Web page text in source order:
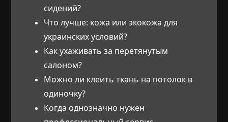
сидений?
Что лучше: кожа или экокожа для
украинских условий?
Как ухаживать за перетянутым
салоном?
Можно ли клеить ткань на потолок в
одиночку?
Когда однозначно нужен